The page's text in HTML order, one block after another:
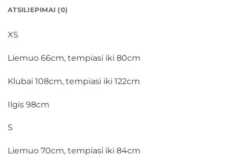
ATSILIEPIMAI (0)
XS
Liemuo 66cm, tempiasi iki 80cm
Klubai 108cm, tempiasi iki 122cm
Ilgis 98cm
S
Liemuo 70cm, tempiasi iki 84cm